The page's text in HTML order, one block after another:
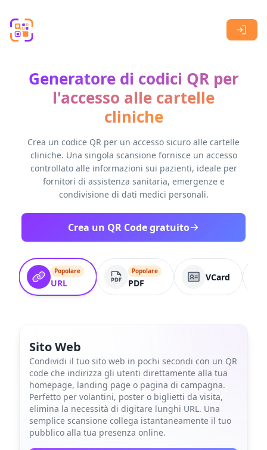
Generatore di codici QR per
l'accesso alle cartelle
cliniche
Crea un codice QR per un accesso sicuro alle cartelle
cliniche. Una singola scansione fornisce un accesso
controllato alle informazioni sui pazienti, ideale per
fornitori di assistenza sanitaria, emergenze e
condivisione di dati medici personali.
Crea un QR Code gratuito
Popolare
URL
Popolare
PDF
VCard
Sito Web
Condividi il tuo sito web in pochi secondi con un QR
code che indirizza gli utenti direttamente alla tua
homepage, landing page o pagina di campagna.
Perfetto per volantini, poster o biglietti da visita,
elimina la necessità di digitare lunghi URL. Una
semplice scansione collega istantaneamente il tuo
pubblico alla tua presenza online.